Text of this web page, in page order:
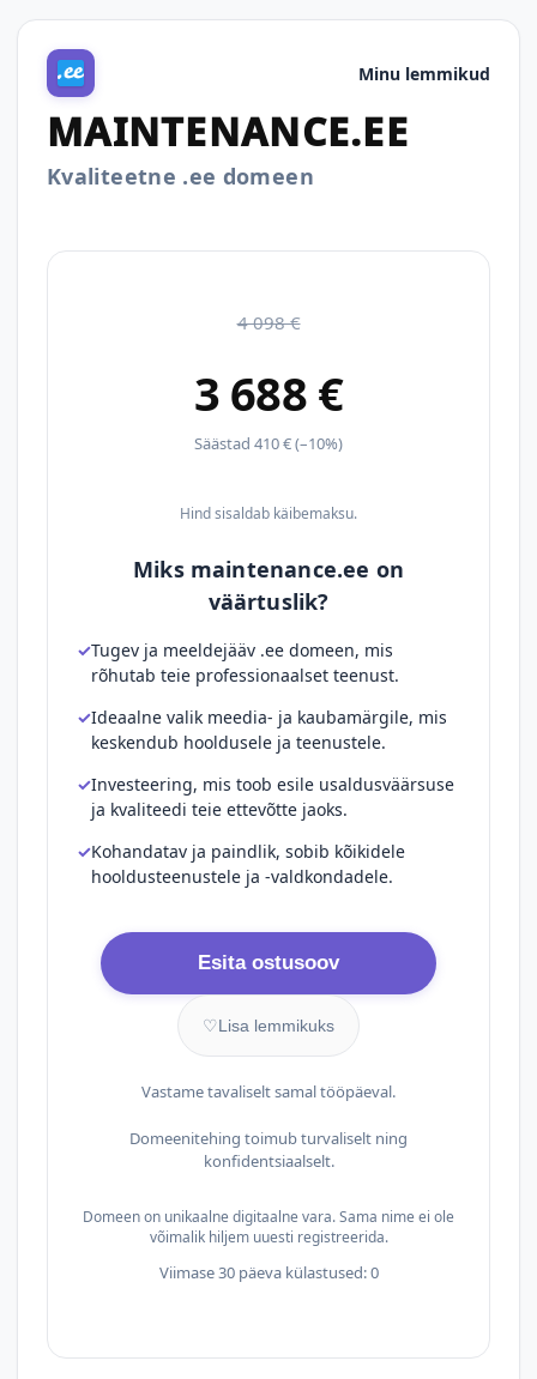
Minu lemmikud
MAINTENANCE.EE
Kvaliteetne .ee domeen
4 098 €
3 688 €
Säästad 410 € (–10%)
Hind sisaldab käibemaksu.
Miks maintenance.ee on
väärtuslik?
Tugev ja meeldejääv .ee domeen, mis
rõhutab teie professionaalset teenust.
Ideaalne valik meedia- ja kaubamärgile, mis
keskendub hooldusele ja teenustele.
Investeering, mis toob esile usaldusväärsuse
ja kvaliteedi teie ettevõtte jaoks.
Kohandatav ja paindlik, sobib kõikidele
hooldusteenustele ja -valdkondadele.
Esita ostusoov
♡Lisa lemmikuks
Vastame tavaliselt samal tööpäeval.
Domeenitehing toimub turvaliselt ning
konfidentsiaalselt.
Domeen on unikaalne digitaalne vara. Sama nime ei ole
võimalik hiljem uuesti registreerida.
Viimase 30 päeva külastused: 0